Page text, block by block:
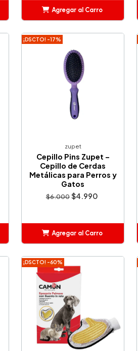
Agregar al Carro
¡DSCTO! -17%
zupet
Cepillo Pins Zupet –
Cepillo de Cerdas
Metálicas para Perros y
Gatos
$6.000 $4.990
Agregar al Carro
¡DSCTO! -60%